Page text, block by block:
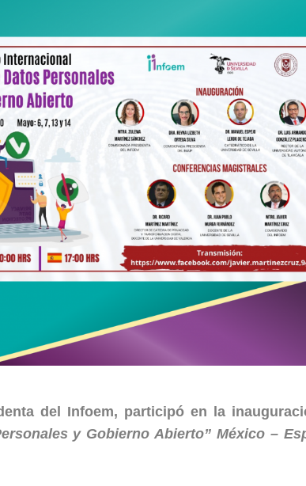
del Infoem, participó en la
y Gobierno Abierto” México –